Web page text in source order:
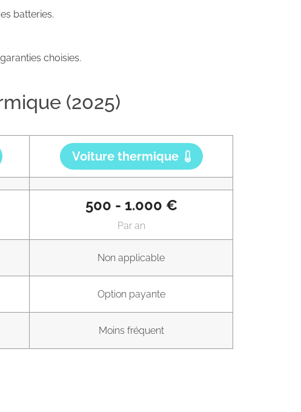
batteries.
choisies.
(2025)
Voiture thermique
500 - 1.000 €
Par an
Non applicable
Option payante
Moins fréquent